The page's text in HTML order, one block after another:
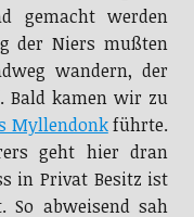
der Niers mußten
wandern, der
Bald kamen wir zu
Myllendonk führte.
geht hier dran
in Privat Besitz ist
So abweisend sah
machten wir einen